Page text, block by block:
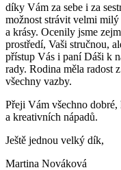
díky Vám za sebe i za
možnost strávit velmi
a krásy. Ocenily jsme
prostředí, Vaši stručnou,
přístup Vás i paní Dáši k
rady. Rodina měla radost
všechny vazby.
Přeji Vám všechno dobré,
a kreativních nápadů.
Ještě jednou velký dík,
Martina Nováková